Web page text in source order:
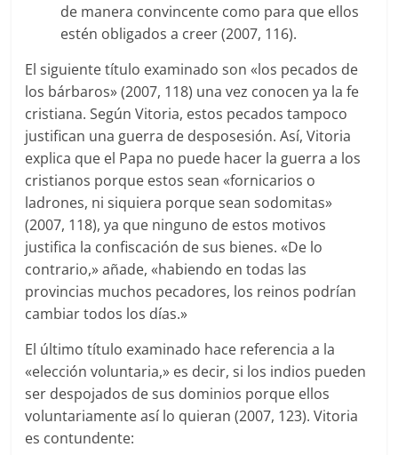
de manera convincente como para que ellos
estén obligados a creer (2007, 116).
El siguiente título examinado son «los pecados de
los bárbaros» (2007, 118) una vez conocen ya la fe
cristiana. Según Vitoria, estos pecados tampoco
justifican una guerra de desposesión. Así, Vitoria
explica que el Papa no puede hacer la guerra a los
cristianos porque estos sean «fornicarios o
ladrones, ni siquiera porque sean sodomitas»
(2007, 118), ya que ninguno de estos motivos
justifica la confiscación de sus bienes. «De lo
contrario,» añade, «habiendo en todas las
provincias muchos pecadores, los reinos podrían
cambiar todos los días.»
El último título examinado hace referencia a la
«elección voluntaria,» es decir, si los indios pueden
ser despojados de sus dominios porque ellos
voluntariamente así lo quieran (2007, 123). Vitoria
es contundente: